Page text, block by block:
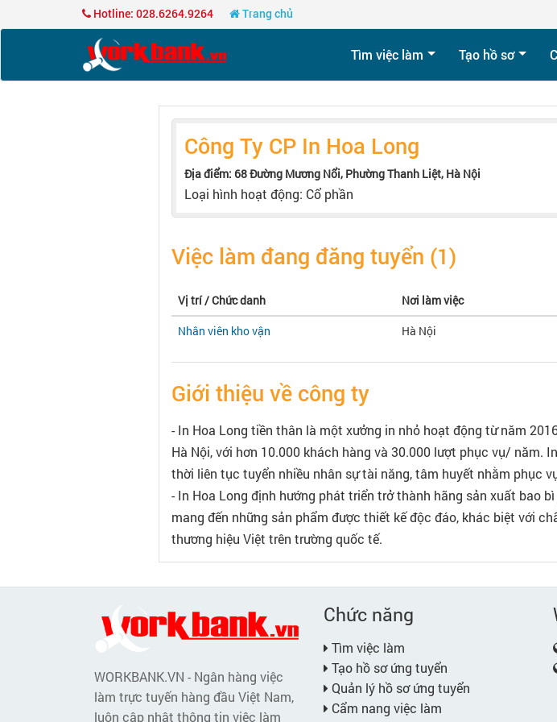
Hotline: 028.6264.9264 Trang chủ
Tìm việc làm Tạo hồ sơ
Công Ty CP In Hoa Long
Địa điểm: 68 Đường Mương Nổi, Phường Thanh Liệt, Hà Nội
Loại hình hoạt động: Cổ phần
Việc làm đang đăng tuyển (1)
Vị trí / Chức danh Nơi làm việc
Nhân viên kho vận
Hà Nội
Giới thiệu về công ty
- In Hoa Long tiền thân là một xưởng in nhỏ hoạt động từ năm
Hà Nội, với hơn 10.000 khách hàng và 30.000 lượt phục vụ/ năm.
thời liên tục tuyển nhiều nhân sự tài năng, tâm huyết nhằm phục
- In Hoa Long định hướng phát triển trở thành hãng sản xuất bao
mang đến những sản phẩm được thiết kế độc đáo, khác biệt với
thương hiệu Việt trên trường quốc tế.
WORKBANK.VN - Ngân hàng việc
làm trực tuyến hàng đầu Việt Nam,
luôn cập nhật thông tin việc làm
Chức năng
Tìm việc làm
Tạo hồ sơ ứng tuyển
Quản lý hồ sơ ứng tuyển
Cẩm nang việc làm